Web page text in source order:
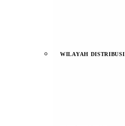
WILAYAH